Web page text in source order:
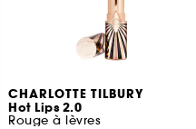
CHARLOTTE TILBURY
Hot Lips 2.0
Rouge à lèvres